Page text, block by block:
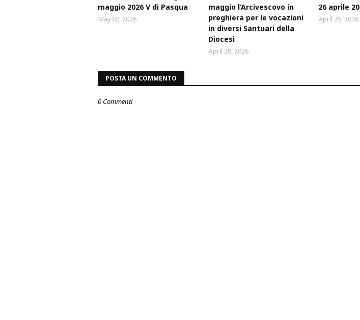
maggio 2026 V di Pasqua
May 02, 2026
maggio l’Arcivescovo in
preghiera per le vocazioni
in diversi Santuari della
Diocesi
April 28, 2026
26 aprile
April 25, 2026
POSTA UN COMMENTO
0 Commenti